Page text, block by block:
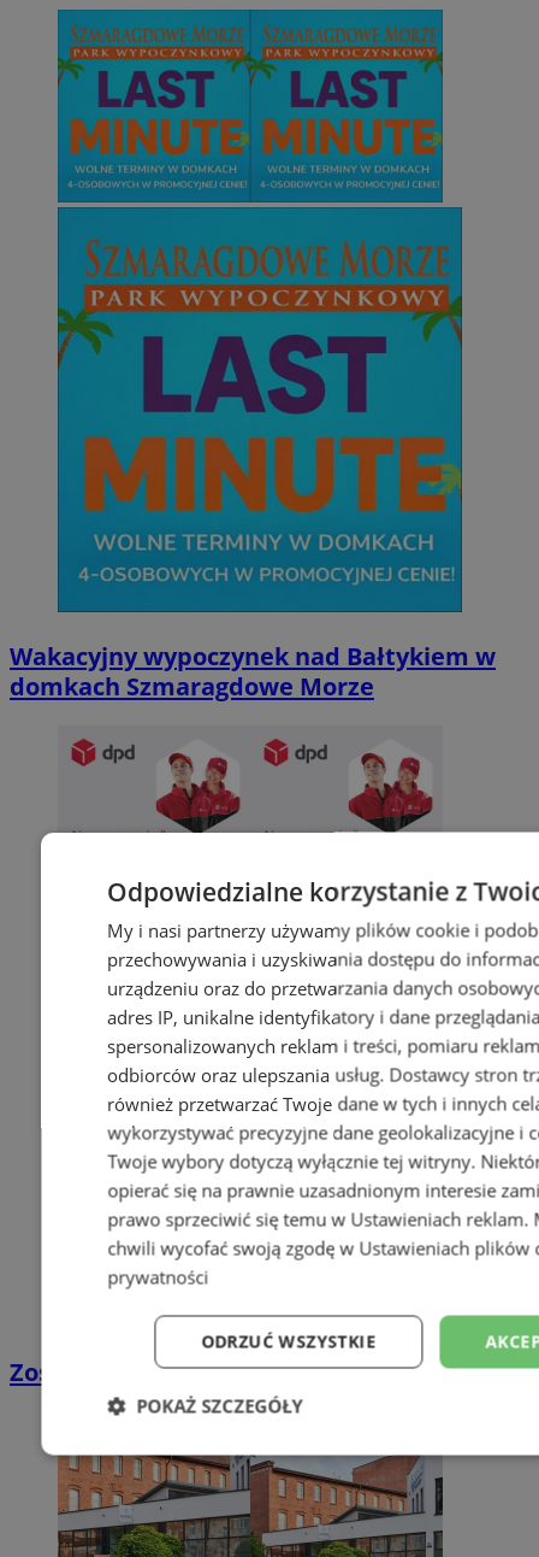
Wakacyjny wypoczynek nad Bałtykiem w
domkach Szmaragdowe Morze
Zostań kierowcą w DPD
Odpowiedzialne korzystanie z
My i nasi partnerzy używamy plików cookie i
przechowywania i uzyskiwania dostępu do
urządzeniu oraz do przetwarzania danych
adres IP, unikalne identyfikatory i dane
spersonalizowanych reklam i treści, pomiaru
odbiorców oraz ulepszania usług. Dostawcy stron
również przetwarzać Twoje dane w tych i innych
wykorzystywać precyzyjne dane geolokalizacyjne i
Twoje wybory dotyczą wyłącznie tej witryny.
opierać się na prawnie uzasadnionym interesie
prawo sprzeciwić się temu w Ustawieniach reklam.
chwili wycofać swoją zgodę w Ustawieniach plików
prywatności
ODRZUĆ WSZYSTKIE
POKAŻ SZCZEGÓŁY
Niezbędne Wydajność